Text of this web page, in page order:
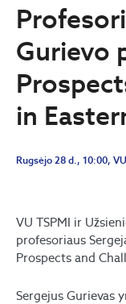
Gurievo
in
Rugsėjo 28 d., 10:00,
VU TSPMI ir
profesoriaus
Prospects and
Sergejus Gurievas